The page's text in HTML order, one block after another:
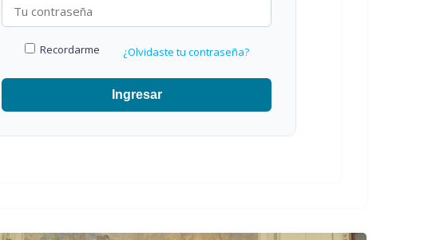
Recordarme ¿Olvidaste tu contraseña?
Ingresar